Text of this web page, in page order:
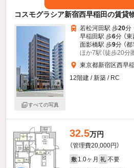
コスモグラシア新宿西早稲田の賃貸
すべての写真
若松河田駅 歩20分
早稲田駅 歩6分 （
面影橋駅 歩9分 （
ほか7駅（徒歩20分
東京都新宿区西早
12階建 / 新築 / RC
32.5万円
（管理費20,000円）
敷 1.0ヶ月 礼 不要